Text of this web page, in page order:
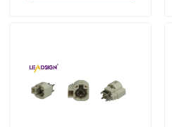
फकरा एचएसडी कनेक्टर